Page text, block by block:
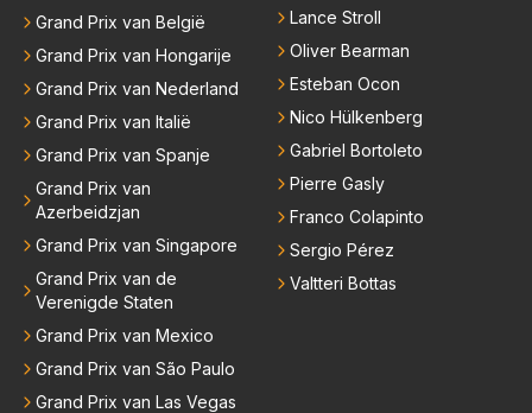
Grand Prix van België
Grand Prix van Hongarije
Grand Prix van Nederland
Grand Prix van Italië
Grand Prix van Spanje
Grand Prix van
Azerbeidzjan
Grand Prix van Singapore
Grand Prix van de
Verenigde Staten
Grand Prix van Mexico
Grand Prix van São Paulo
Grand Prix van Las Vegas
Lance Stroll
Oliver Bearman
Esteban Ocon
Nico Hülkenberg
Gabriel Bortoleto
Pierre Gasly
Franco Colapinto
Sergio Pérez
Valtteri Bottas